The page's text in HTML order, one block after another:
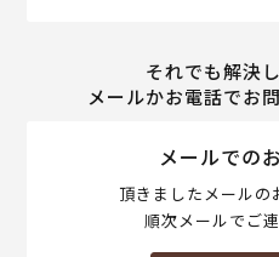
それでも解決
メールかお電話でお
メールでの
頂きましたメールの
順次メールでご